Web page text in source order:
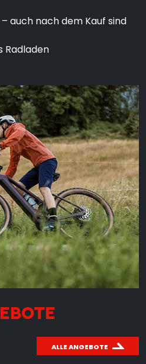
auch nach dem Kauf sind
Radladen
ALLE ANGEBOTE